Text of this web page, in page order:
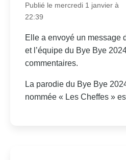
Publié le mercredi 1 janvier à
22:39
Elle a envoyé un message
et l’équipe du Bye Bye
commentaires.
La parodie du Bye Bye
nommée « Les Cheffes »